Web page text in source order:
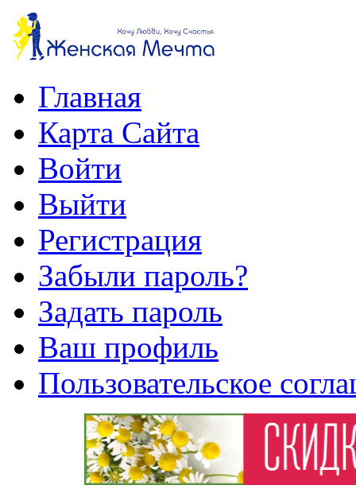
Главная
Карта Сайта
Войти
Выйти
Регистрация
Забыли пароль?
Задать пароль
Ваш профиль
Пользовательское